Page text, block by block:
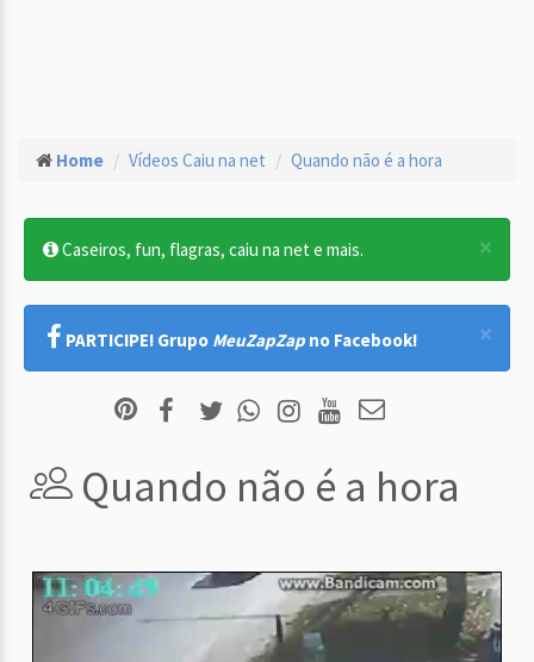
Home Vídeos Caiu na net Quando não é a hora
×
Caseiros, fun, flagras, caiu na net e mais.
×
PARTICIPE! Grupo MeuZapZap no Facebook!
Quando não é a hora